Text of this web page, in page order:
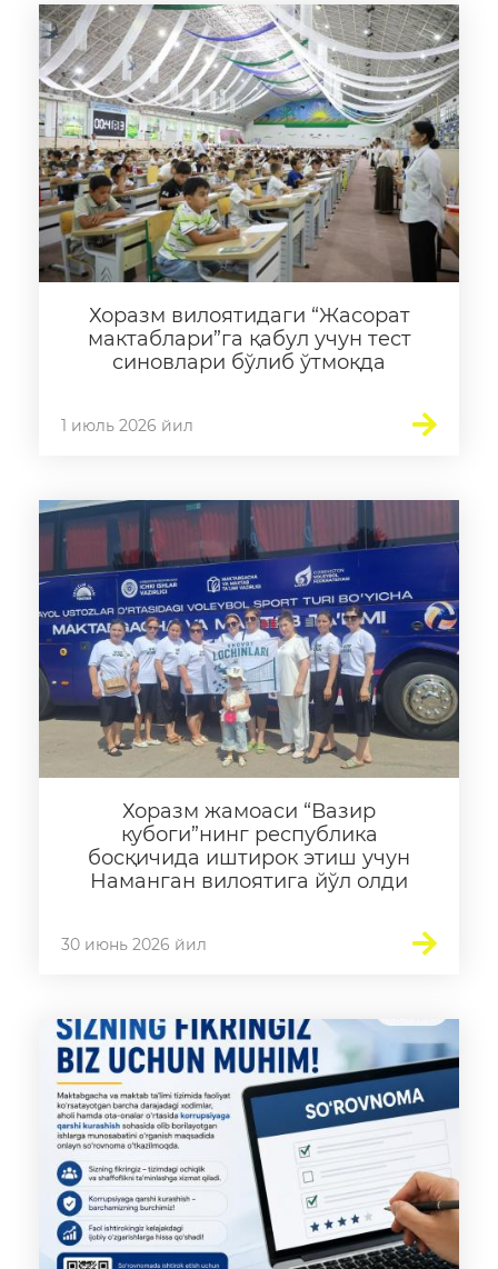
Хоразм вилоятидаги “Жасорат
мактаблари”га қабул учун тест
синовлари бўлиб ўтмоқда
1 июль 2026 йил
Хоразм жамоаси “Вазир
кубоги”нинг республика
босқичида иштирок этиш учун
Наманган вилоятига йўл олди
30 июнь 2026 йил